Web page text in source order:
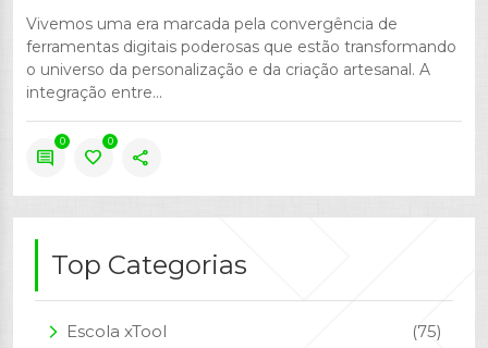
Vivemos uma era marcada pela convergência de
ferramentas digitais poderosas que estão transformando
o universo da personalização e da criação artesanal. A
integração entre...
comment
0
favorite
0
share
Top Categorias
arrow_forward_ios Escola xTool (75)